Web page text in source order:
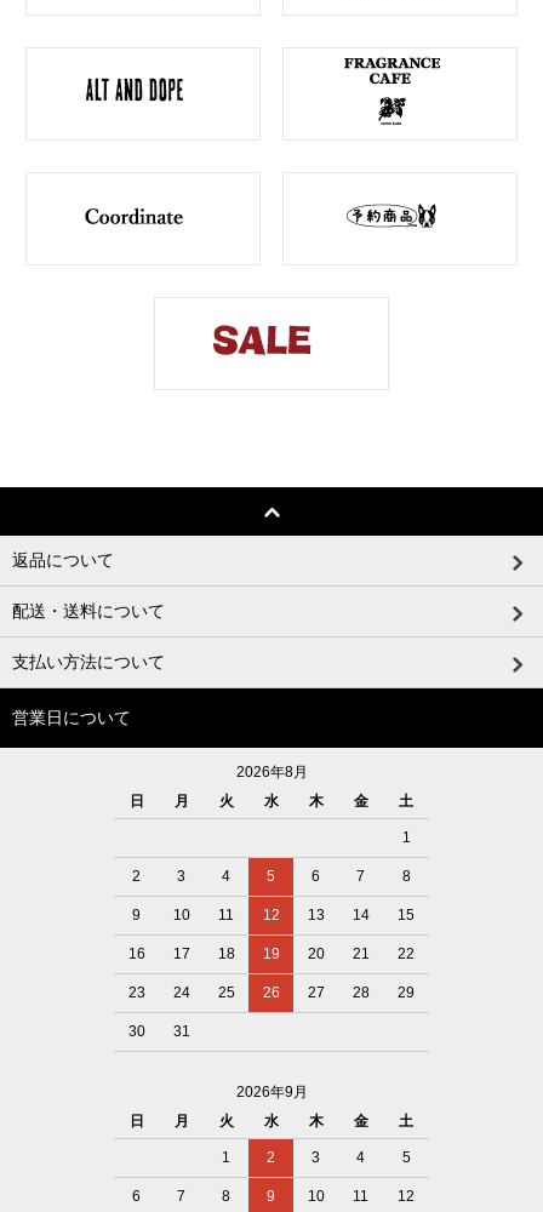
返品について
配送・送料について
支払い方法について
営業日について
2026年8月
日
月 火 水 木 金 土
1
2 3 4 5 6 7 8
9 10 11 12 13 14 15
16 17 18 19 20 21 22
23 24 25 26 27 28 29
30 31
2026年9月
日
月 火 水 木 金 土
1 2 3 4 5
6 7 8 9 10 11 12